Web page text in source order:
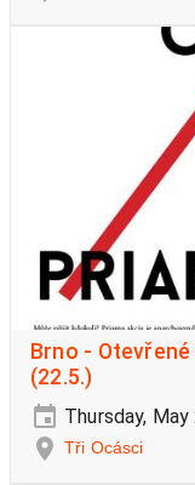
Brno -
(22.5.)
Thursday,
Tři Ocásci